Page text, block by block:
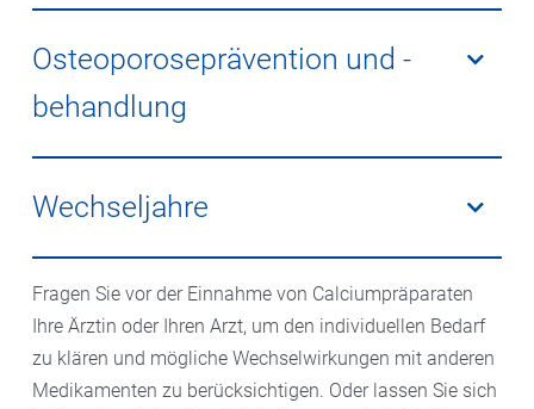
von Calciumpräparaten helfen, den Mangel
auszugleichen und die Gesundheit zu verbessern.
Schwangere und stillende Frauen haben einen
erhöhten Calciumbedarf, um die Bedürfnisse des
wachsenden Babys zu decken. In einigen Fällen kann
die Einnahme von Calciumpräparaten während dieser
Osteoporoseprävention und -
behandlung
Menschen mit einem erhöhten Risiko für Osteoporose
oder bereits diagnostizierter Osteoporose können von
der Einnahme von Calciumpräparaten profitieren, um
die Knochengesundheit zu unterstützen und das
Risiko von Frakturen zu verringern.
Wechseljahre
Frauen in denWechseljahrenhaben ein erhöhtes
Risiko für Knochenabbau aufgrund hormoneller
Veränderungen. Die Einnahme von
Calciumpräparaten kann dazu beitragen, die
Knochengesundheit während dieser Phase zu
Fragen Sie vor der Einnahme von Calciumpräparaten
Ihre Ärztin oder Ihren Arzt, um den individuellen Bedarf
zu klären und mögliche Wechselwirkungen mit anderen
Medikamenten zu berücksichtigen. Oder lassen Sie sich